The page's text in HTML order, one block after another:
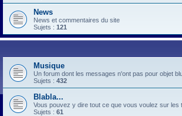
News
News et commentaires du site
Sujets : 121
Musique
Un forum dont les messages n'ont pas pour objet
Sujets : 432
Blabla...
Vous pouvez y dire tout ce que vous voulez sur
Sujets : 61